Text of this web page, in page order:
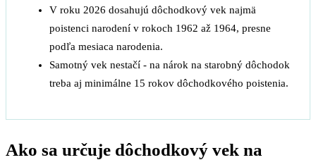
V roku 2026 dosahujú dôchodkový vek najmä
poistenci narodení v rokoch 1962 až 1964, presne
podľa mesiaca narodenia.
Samotný vek nestačí - na nárok na starobný dôchodok
treba aj minimálne 15 rokov dôchodkového poistenia.
Ako sa určuje dôchodkový vek na